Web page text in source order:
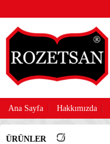
Ana Sayfa Hakkımızda
ÜRÜNLER